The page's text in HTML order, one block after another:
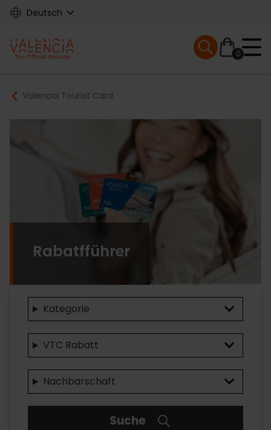
Skip
content
Deutsch
Main
navigation
0
Mobile menu
Breadcrumb
Valencia Tourist Card
Rabatfführer
Kategorie
VTC Rabatt
Nachbarschaft
Suche